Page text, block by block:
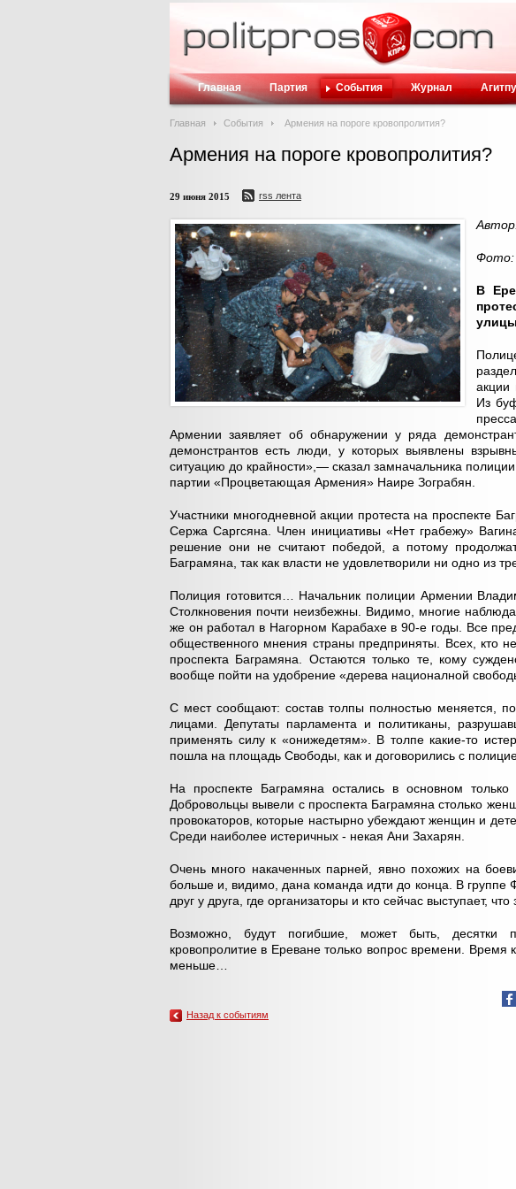
Главная Партия События Журнал
Главная События Армения на пороге кровопролития?
Армения на пороге кровопролития?
29 июня 2015 rss лента
Фото:
В
акции
Из
Армении заявляет об обнаружении у ряда
демонстрантов есть люди, у которых выявлены
ситуацию до крайности»,— сказал замначальника
партии «Процветающая Армения» Наире Зограбян.
Участники многодневной акции протеста на проспекте
Сержа Саргсяна. Член инициативы «Нет грабежу»
решение они не считают победой, а потому
Баграмяна, так как власти не удовлетворили ни одно из
Полиция готовится… Начальник полиции Армении
Столкновения почти неизбежны. Видимо, многие
же он работал в Нагорном Карабахе в 90-е годы. Все
общественного мнения страны предприняты. Всех, кто
проспекта Баграмяна. Остаются только те, кому
вообще пойти на удобрение «дерева националной
С мест сообщают: состав толпы полностью меняется,
лицами. Депутаты парламента и политиканы,
применять силу к «онижедетям». В толпе какие-то
пошла на площадь Свободы, как и договорились с
На проспекте Баграмяна остались в основном
Добровольцы вывели с проспекта Баграмяна столько
провокаторов, которые настырно убеждают женщин и
Среди наиболее истеричных - некая Ани Захарян.
Очень много накаченных парней, явно похожих на
больше и, видимо, дана команда идти до конца. В
друг у друга, где организаторы и кто сейчас выступает, что
Возможно, будут погибшие, может быть, десятки
кровопролитие в Ереване только вопрос времени. Время
меньше…
Назад к событиям